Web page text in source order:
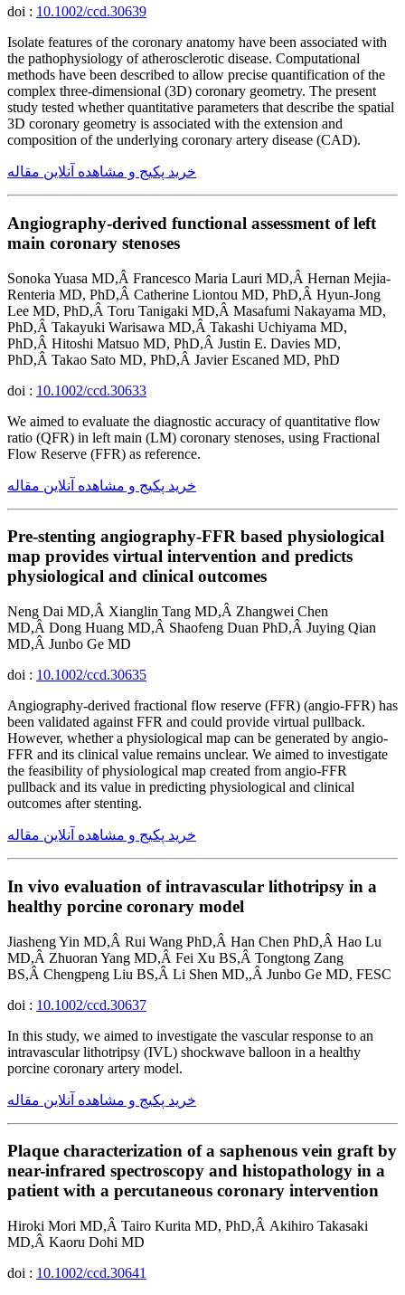
doi : 10.1002/ccd.30639
Isolate features of the coronary anatomy have been associated with
the pathophysiology of atherosclerotic disease. Computational
methods have been described to allow precise quantification of the
complex three-dimensional (3D) coronary geometry. The present
study tested whether quantitative parameters that describe the spatial
3D coronary geometry is associated with the extension and
composition of the underlying coronary artery disease (CAD).
خرید پکیج و مشاهده آنلاین مقاله
Angiography-derived functional assessment of left
main coronary stenoses
Sonoka Yuasa MD,Â Francesco Maria Lauri MD,Â Hernan Mejia-
Renteria MD, PhD,Â Catherine Liontou MD, PhD,Â Hyun-Jong
Lee MD, PhD,Â Toru Tanigaki MD,Â Masafumi Nakayama MD,
PhD,Â Takayuki Warisawa MD,Â Takashi Uchiyama MD,
PhD,Â Hitoshi Matsuo MD, PhD,Â Justin E. Davies MD,
PhD,Â Takao Sato MD, PhD,Â Javier Escaned MD, PhD
doi : 10.1002/ccd.30633
We aimed to evaluate the diagnostic accuracy of quantitative flow
ratio (QFR) in left main (LM) coronary stenoses, using Fractional
Flow Reserve (FFR) as reference.
خرید پکیج و مشاهده آنلاین مقاله
Pre-stenting angiography-FFR based physiological
map provides virtual intervention and predicts
physiological and clinical outcomes
Neng Dai MD,Â Xianglin Tang MD,Â Zhangwei Chen
MD,Â Dong Huang MD,Â Shaofeng Duan PhD,Â Juying Qian
MD,Â Junbo Ge MD
doi : 10.1002/ccd.30635
Angiography-derived fractional flow reserve (FFR) (angio-FFR) has
been validated against FFR and could provide virtual pullback.
However, whether a physiological map can be generated by angio-
FFR and its clinical value remains unclear. We aimed to investigate
the feasibility of physiological map created from angio-FFR
pullback and its value in predicting physiological and clinical
outcomes after stenting.
خرید پکیج و مشاهده آنلاین مقاله
In vivo evaluation of intravascular lithotripsy in a
healthy porcine coronary model
Jiasheng Yin MD,Â Rui Wang PhD,Â Han Chen PhD,Â Hao Lu
MD,Â Zhuoran Yang MD,Â Fei Xu BS,Â Tongtong Zang
BS,Â Chengpeng Liu BS,Â Li Shen MD,,Â Junbo Ge MD, FESC
doi : 10.1002/ccd.30637
In this study, we aimed to investigate the vascular response to an
intravascular lithotripsy (IVL) shockwave balloon in a healthy
porcine coronary artery model.
خرید پکیج و مشاهده آنلاین مقاله
Plaque characterization of a saphenous vein graft by
near-infrared spectroscopy and histopathology in a
patient with a percutaneous coronary intervention
Hiroki Mori MD,Â Tairo Kurita MD, PhD,Â Akihiro Takasaki
MD,Â Kaoru Dohi MD
doi : 10.1002/ccd.30641